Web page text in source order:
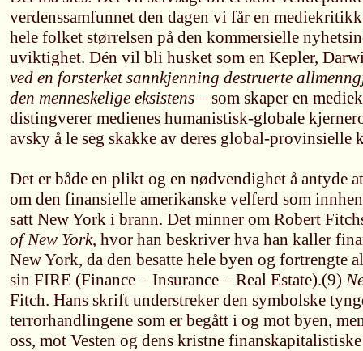
verdenssamfunnet den dagen vi får en
hele folket størrelsen på den kommersielle
uviktighet. Dén vil bli husket som en Kepler,
ved en forsterket sannkjenning destruerte
den menneskelige eksistens– som skaper en
distingverer medienes humanistisk-globale
avsky å le seg skakke av deres global-provinsielle
Det er både en plikt og en nødvendighet å antyde
om den finansielle amerikanske velferd som
satt New York i brann. Det minner om Robert
of New York, hvor han beskriver hva han kaller
New York, da den besatte hele byen og fortrengte
sin FIRE (Finance – Insurance – Real Estate).(9)
Fitch. Hans skrift understreker den symbolske
terrorhandlingene som er begått i og mot byen,
oss, mot Vesten og dens kristne